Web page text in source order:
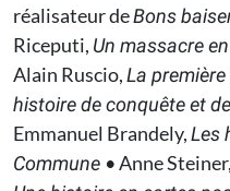
réalisateur deBons
Riceputi, Un massacre
Alain Ruscio,La première
histoire de conquête et
Emmanuel Brandely,Les
Commune • Anne Steiner,